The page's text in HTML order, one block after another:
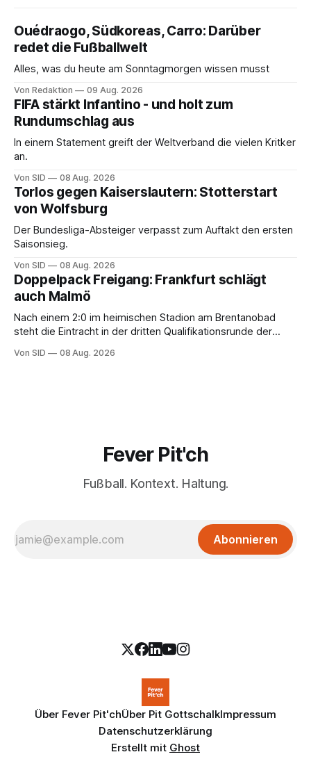
Ouédraogo, Südkoreas, Carro: Darüber
redet die Fußballwelt
Alles, was du heute am Sonntagmorgen wissen musst
Von Redaktion 09 Aug. 2026
FIFA stärkt Infantino - und holt zum
Rundumschlag aus
In einem Statement greift der Weltverband die vielen Kritker
an.
Von SID 08 Aug. 2026
Torlos gegen Kaiserslautern: Stotterstart
von Wolfsburg
Der Bundesliga-Absteiger verpasst zum Auftakt den ersten
Saisonsieg.
Von SID 08 Aug. 2026
Doppelpack Freigang: Frankfurt schlägt
auch Malmö
Nach einem 2:0 im heimischen Stadion am Brentanobad
steht die Eintracht in der dritten Qualifikationsrunde der
Von SID 08 Aug. 2026
Fever Pit'ch
Fußball. Kontext. Haltung.
Abonnieren
Über Fever Pit'chÜber Pit GottschalkImpressum
Datenschutzerklärung
Erstellt mit Ghost